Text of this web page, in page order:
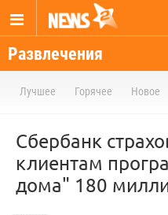
Развлечения
Лучшее Горячее Новое
Сбербанк
клиентам
дома" 180